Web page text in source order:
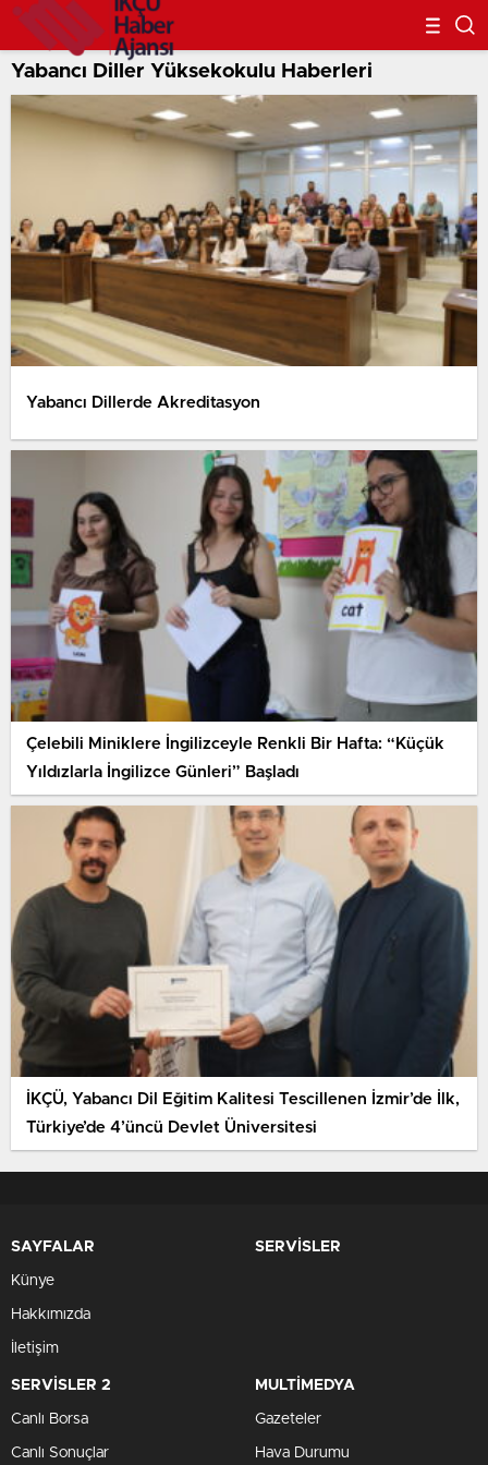
Yabancı Diller Yüksekokulu Haberleri
Yabancı Dillerde Akreditasyon
Çelebili Miniklere İngilizceyle Renkli Bir Hafta: “Küçük
Yıldızlarla İngilizce Günleri” Başladı
İKÇÜ, Yabancı Dil Eğitim Kalitesi Tescillenen İzmir’de İlk,
Türkiye’de 4’üncü Devlet Üniversitesi
SAYFALAR
Künye
Hakkımızda
İletişim
SERVİSLER
SERVİSLER 2
Canlı Borsa
Canlı Sonuçlar
MULTİMEDYA
Gazeteler
Hava Durumu